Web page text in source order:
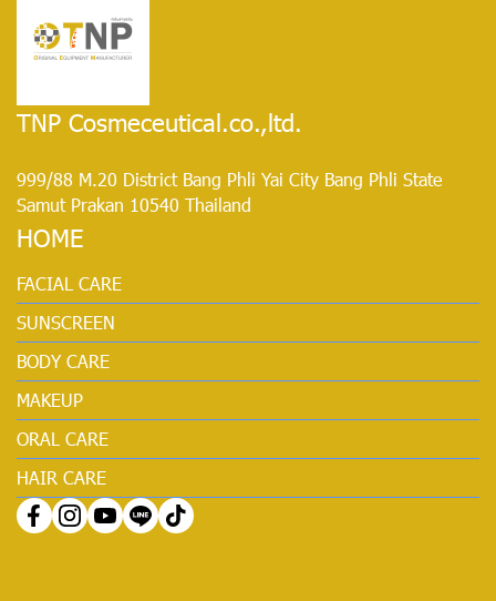
TNP Cosmeceutical.co.,ltd.
999/88 M.20 District Bang Phli Yai City Bang Phli State
Samut Prakan 10540 Thailand
HOME
FACIAL CARE
SUNSCREEN
BODY CARE
MAKEUP
ORAL CARE
HAIR CARE